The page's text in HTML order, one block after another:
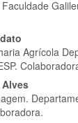
Agrícola